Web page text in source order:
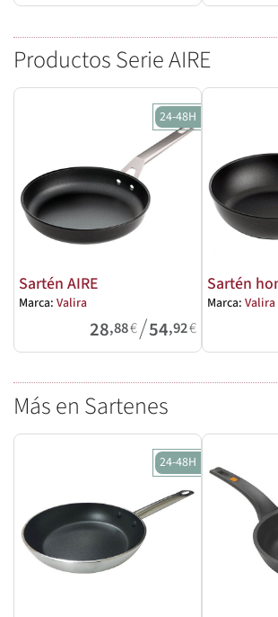
Productos Serie AIRE
24-48H
Sartén AIRE
Marca: Valira
28,88€/54,92€
Sartén
Marca: Valira
Más en Sartenes
24-48H